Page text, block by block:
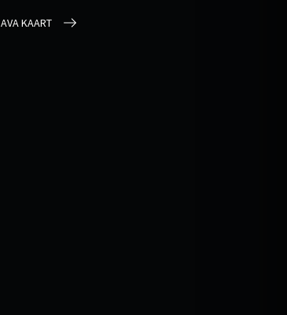
AVA KAART